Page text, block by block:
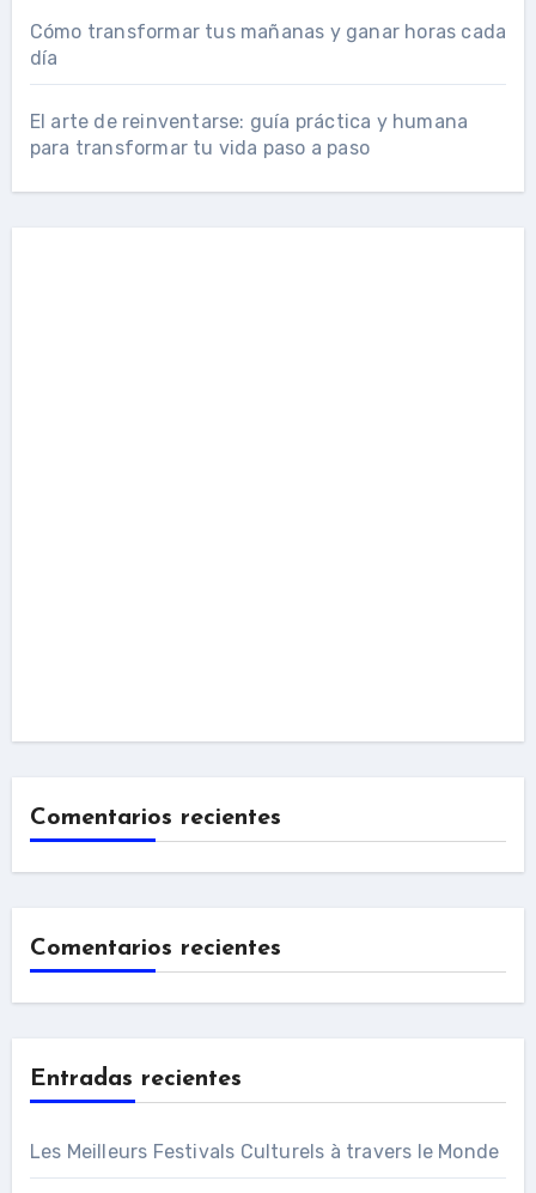
Cómo transformar tus mañanas y ganar horas cada
día
El arte de reinventarse: guía práctica y humana
para transformar tu vida paso a paso
Comentarios recientes
Comentarios recientes
Entradas recientes
Les Meilleurs Festivals Culturels à travers le Monde